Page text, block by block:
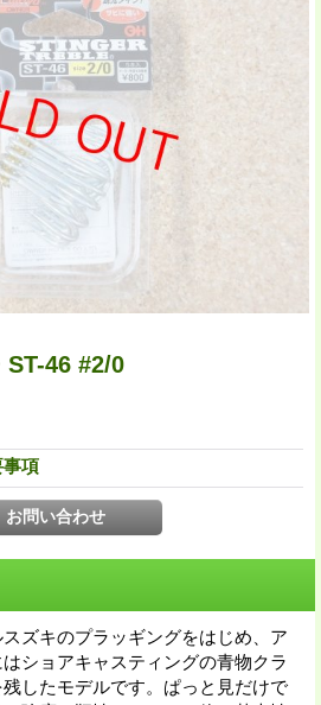
46 #2/0
項
ズキのプラッギングをはじめ、ア
ショアキャスティングの青物クラ
したモデルです。ぱっと見だけで